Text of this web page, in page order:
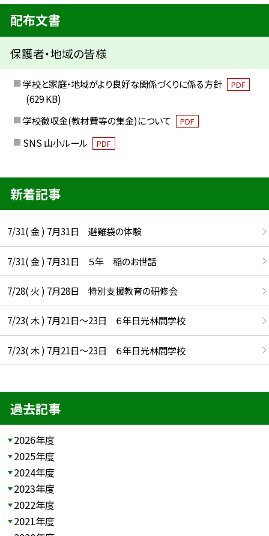
配布文書
保護者・地域の皆様
学校と家庭・地域がより良好な関係づくりに係る方針 PDF
(629 KB)
学校徴収金(教材費等の集金)について
PDF
SNS 山小ルール PDF
新着記事
7/31( 金 ) 7月31日 避難袋の体験
7/31( 金 ) 7月31日 ５年 稲のお世話
7/28( 火 ) 7月28日 特別支援教育の研修会
7/23( 木 ) 7月21日〜23日 ６年日光林間学校
7/23( 木 ) 7月21日〜23日 ６年日光林間学校
過去記事
2026年度
2025年度
2024年度
2023年度
2022年度
2021年度